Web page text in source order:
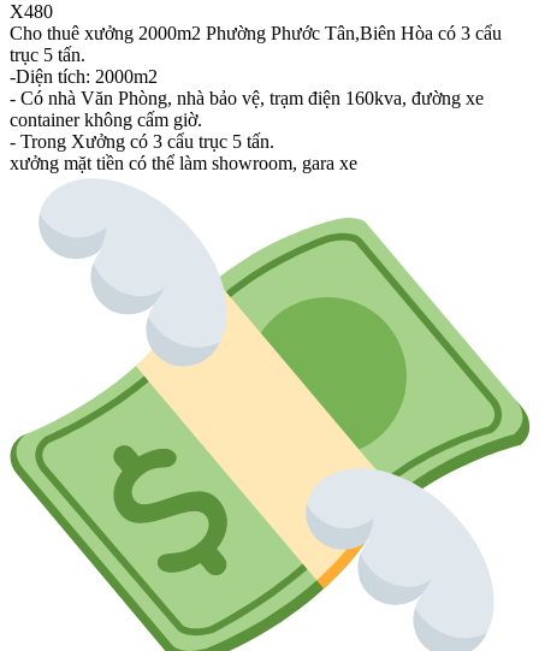
X480
Cho thuê xưởng 2000m2 Phường Phước Tân,Biên Hòa có 3 cẩu
trục 5 tấn.
-Diện tích: 2000m2
- Có nhà Văn Phòng, nhà bảo vệ, trạm điện 160kva, đường xe
container không cấm giờ.
- Trong Xưởng có 3 cẩu trục 5 tấn.
xưởng mặt tiền có thể làm showroom, gara xe